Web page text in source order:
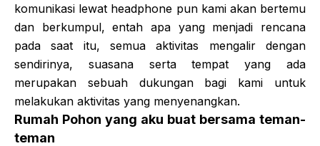
komunikasi lewat headphone pun kami akan bertemu
dan berkumpul, entah apa yang menjadi rencana
pada saat itu, semua aktivitas mengalir dengan
sendirinya, suasana serta tempat yang ada
merupakan sebuah dukungan bagi kami untuk
melakukan aktivitas yang menyenangkan.
Rumah Pohon yang aku buat bersama teman-
teman